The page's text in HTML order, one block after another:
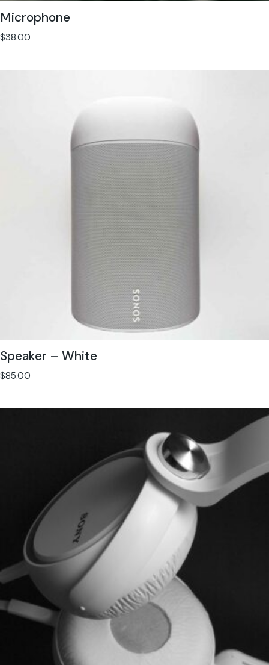
Microphone
$38.00
Speaker – White
$85.00